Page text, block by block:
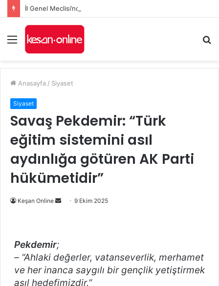
Menü
...
Anasayfa / Siyaset
Siyaset
Savaş Pekdemir: “Türk
eğitim sistemini asıl
aydınlığa götüren AK Parti
hükümetidir”
Keşan Online
Bir
9 Ekim 2025
Pekdemir;
– “Ahlaki değerler, vatanseverlik, merhamet
ve her inanca saygılı bir gençlik yetiştirmek
asıl hedefimizdir.”